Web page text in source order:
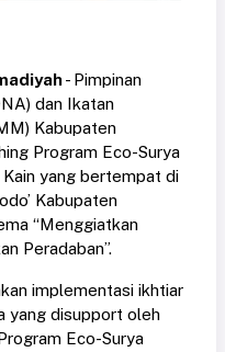
- Pimpinan
dan Ikatan
Kabupaten
Program Eco-Surya
yang bertempat di
Kabupaten
“Menggiatkan
Peradaban”.
implementasi ikhtiar
yang disupport oleh
Eco-Surya